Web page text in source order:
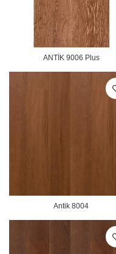
ANTİK 9006 Plus
Antik 8004